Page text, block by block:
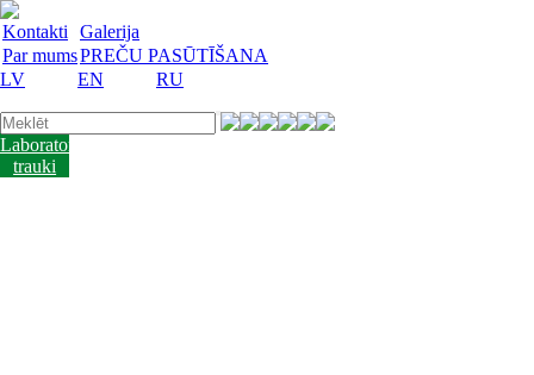
Kontakti
Galerija
Par mumsPREČU PASŪTĪŠANA
LV
EN RU
Laboratorijas
trauki